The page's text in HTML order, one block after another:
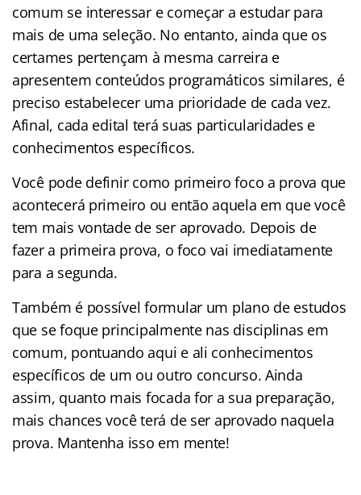
comum se interessar e começar a estudar para
mais de uma seleção. No entanto, ainda que os
certames pertençam à mesma carreira e
apresentem conteúdos programáticos similares, é
preciso estabelecer uma prioridade de cada vez.
Afinal, cada edital terá suas particularidades e
conhecimentos específicos.
Você pode definir como primeiro foco a prova que
acontecerá primeiro ou então aquela em que você
tem mais vontade de ser aprovado. Depois de
fazer a primeira prova, o foco vai imediatamente
para a segunda.
Também é possível formular um plano de estudos
que se foque principalmente nas disciplinas em
comum, pontuando aqui e ali conhecimentos
específicos de um ou outro concurso. Ainda
assim, quanto mais focada for a sua preparação,
mais chances você terá de ser aprovado naquela
prova. Mantenha isso em mente!